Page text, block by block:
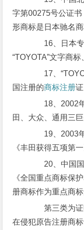
字第00275号公证书
形商标是日本驰名
16、日本专
“TOYOTA”文字商
17、
国注册的商标注册证
18、2002年
田、大众、通用三
19、2003年
《丰田获得五项第
20、中国国
《全国重点商标保
册商标作为重点商
第三类为证
在侵犯原告注册商